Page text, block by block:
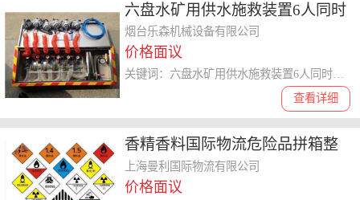
六盘水矿用供水施救装置6人同时
使用 杆式压风自救装置厂家
烟台乐森机械设备有限公司
价格面议
查看详细
关键词：六盘水矿用供水施救装置6人同时使用
香精香料国际物流危险品拼箱整
柜|整柜拼箱|拼箱需要提供什么资
料
上海曼利国际物流有限公司
价格面议